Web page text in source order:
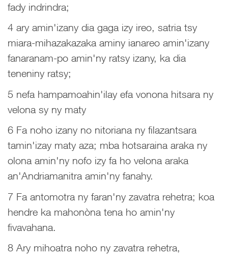
fady indrindra;
4 ary amin'izany dia gaga izy ireo, satria tsy
miara-mihazakazaka aminy ianareo amin'izany
fanaranam-po amin'ny ratsy izany, ka dia
teneniny ratsy;
5 nefa hampamoahin'ilay efa vonona hitsara ny
velona sy ny maty
6 Fa noho izany no nitoriana ny filazantsara
tamin'izay maty aza; mba hotsaraina araka ny
olona amin'ny nofo izy fa ho velona araka
an'Andriamanitra amin'ny fanahy.
7 Fa antomotra ny faran'ny zavatra rehetra; koa
hendre ka mahonòna tena ho amin'ny
fivavahana.
8 Ary mihoatra noho ny zavatra rehetra,